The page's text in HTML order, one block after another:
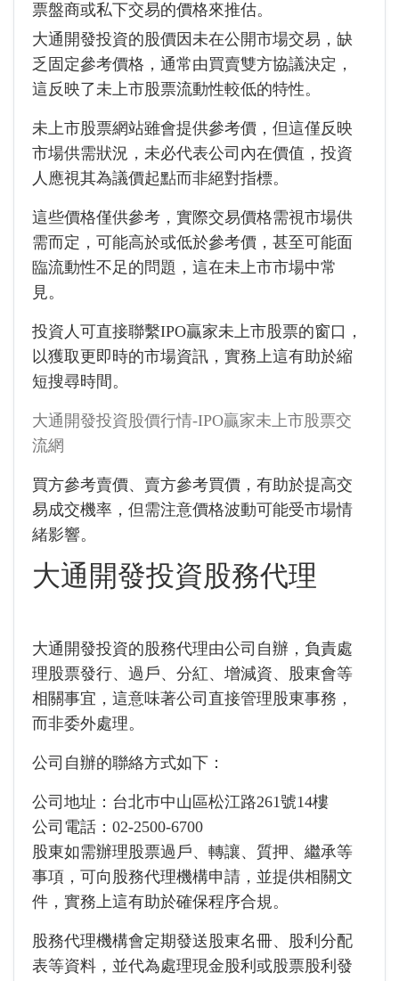
票盤商或私下交易的價格來推估。
大通開發投資的股價因未在公開市場交易，缺
乏固定參考價格，通常由買賣雙方協議決定，
這反映了未上市股票流動性較低的特性。
未上市股票網站雖會提供參考價，但這僅反映
市場供需狀況，未必代表公司內在價值，投資
人應視其為議價起點而非絕對指標。
這些價格僅供參考，實際交易價格需視市場供
需而定，可能高於或低於參考價，甚至可能面
臨流動性不足的問題，這在未上市市場中常
見。
投資人可直接聯繫IPO贏家未上市股票的窗口，
以獲取更即時的市場資訊，實務上這有助於縮
短搜尋時間。
大通開發投資股價行情-IPO贏家未上市股票交
流網
買方參考賣價、賣方參考買價，有助於提高交
易成交機率，但需注意價格波動可能受市場情
緒影響。
大通開發投資股務代理
大通開發投資的股務代理由公司自辦，負責處
理股票發行、過戶、分紅、增減資、股東會等
相關事宜，這意味著公司直接管理股東事務，
而非委外處理。
公司自辦的聯絡方式如下：
公司地址：台北巿中山區松江路261號14樓
公司電話：02-2500-6700
股東如需辦理股票過戶、轉讓、質押、繼承等
事項，可向股務代理機構申請，並提供相關文
件，實務上這有助於確保程序合規。
股務代理機構會定期發送股東名冊、股利分配
表等資料，並代為處理現金股利或股票股利發